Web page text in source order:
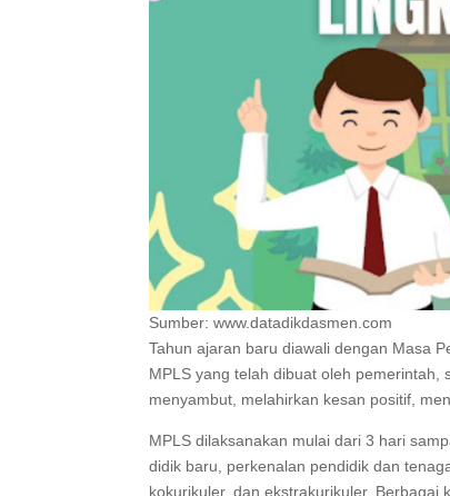
Sumber: www.datadikdasmen.com
Tahun ajaran baru diawali dengan Masa
MPLS yang telah dibuat oleh
menyambut, melahirkan kesan positif,
MPLS dilaksanakan mulai dari 3 hari
didik baru, perkenalan pendidik dan
kokurikuler, dan ekstrakurikuler.